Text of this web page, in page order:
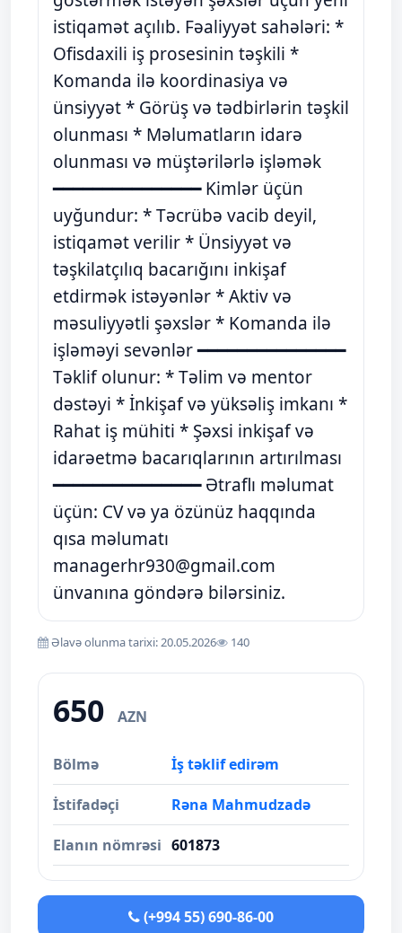
istiqamət açılıb. Fəaliyyət sahələri: *
Ofisdaxili iş prosesinin təşkili *
Komanda ilə koordinasiya və
ünsiyyət * Görüş və tədbirlərin təşkil
olunması * Məlumatların idarə
olunması və müştərilərlə işləmək
━━━━━━━━━━━━━━━ Kimlər üçün
uyğundur: * Təcrübə vacib deyil,
istiqamət verilir * Ünsiyyət və
təşkilatçılıq bacarığını inkişaf
etdirmək istəyənlər * Aktiv və
məsuliyyətli şəxslər * Komanda ilə
işləməyi sevənlər ━━━━━━━━━━━━━━━
Təklif olunur: * Təlim və mentor
dəstəyi * İnkişaf və yüksəliş imkanı *
Rahat iş mühiti * Şəxsi inkişaf və
idarəetmə bacarıqlarının artırılması
━━━━━━━━━━━━━━━ Ətraflı məlumat
üçün: CV və ya özünüz haqqında
qısa məlumatı
managerhr930@gmail.com
ünvanına göndərə bilərsiniz.
Əlavə olunma tarixi: 20.05.2026 140
650 AZN
Bölmə İş təklif edirəm
İstifadəçi Rəna Mahmudzadə
Elanın nömrəsi 601873
(+994 55) 690-86-00